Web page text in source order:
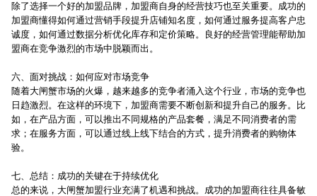
除了选择一个好的加盟品牌，加盟商自身的经营技巧也至关重要。成功的
加盟商懂得如何通过营销手段提升店铺知名度，如何通过服务提高客户忠
诚度，如何通过数据分析优化库存和定价策略。良好的经营管理能帮助加
盟商在竞争激烈的市场中脱颖而出。
六、面对挑战：如何应对市场竞争
随着大闸蟹市场的火爆，越来越多的竞争者涌入这个行业，市场的竞争也
日趋激烈。在这样的环境下，加盟商需要不断创新和提升自己的服务。比
如，在产品方面，可以推出不同规格的产品套餐，满足不同消费者的需
求；在服务方面，可以通过线上线下结合的方式，提升消费者的购物体
验。
七、总结：成功的关键在于持续优化
总的来说，大闸蟹加盟行业充满了机遇和挑战。成功的加盟商往往具备敏